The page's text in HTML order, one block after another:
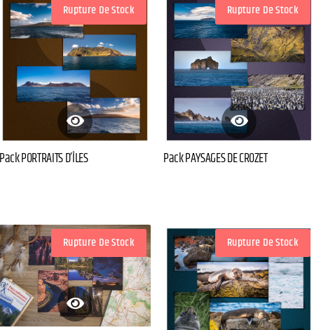
Rupture De Stock
Pack PORTRAITS D’ÎLES
Rupture De Stock
Pack PAYSAGES DE CROZET
Rupture De Stock Rupture De Stock